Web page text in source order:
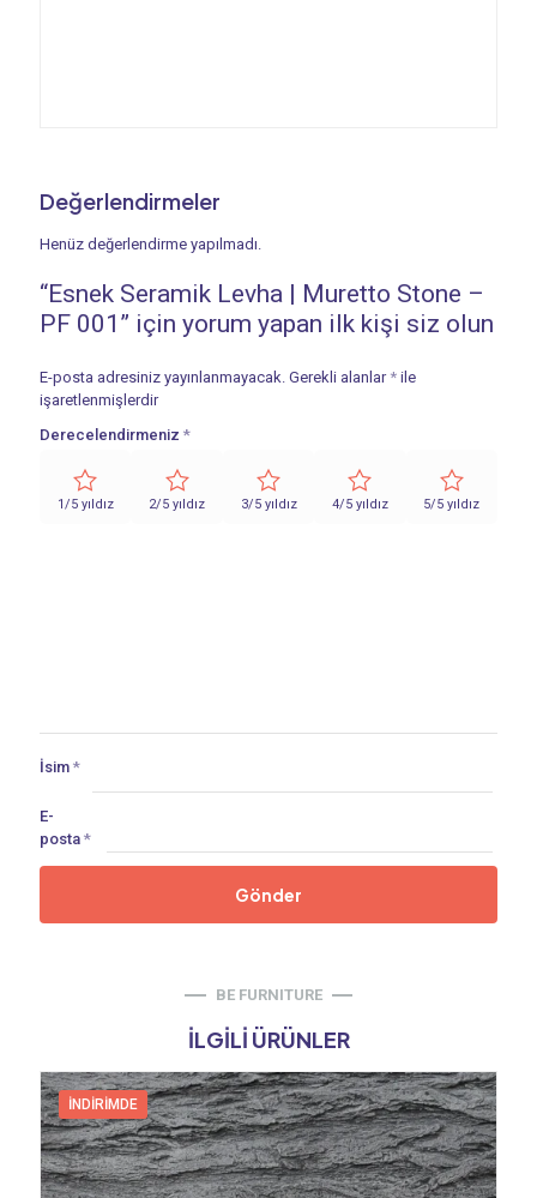
Değerlendirmeler
Henüz değerlendirme yapılmadı.
“Esnek Seramik Levha | Muretto Stone –
PF 001” için yorum yapan ilk kişi siz olun
E-posta adresiniz yayınlanmayacak. Gerekli alanlar * ile
işaretlenmişlerdir
Derecelendirmeniz *
1/5 yıldız 2/5 yıldız 3/5 yıldız 4/5 yıldız 5/5 yıldız
İsim *
E-
posta *
BE FURNITURE
İLGILI ÜRÜNLER
İNDIRIMDE